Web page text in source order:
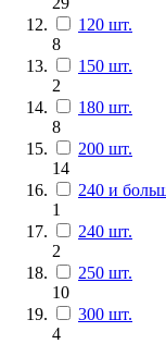
120 шт.
8
150 шт.
2
180 шт.
8
200 шт.
14
240 и
1
240 шт.
2
250 шт.
10
300 шт.
4